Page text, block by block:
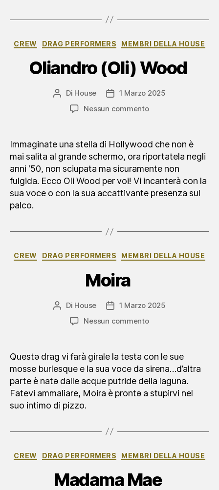
Categorie
CREW DRAG PERFORMERS MEMBRI DELLA HOUSE
Oliandro (Oli) Wood
Autore
articolo
Di House
Data
dell'articolo
1 Marzo 2025
Nessun commentosu
Wood
Immaginate una stella di Hollywood che non è
mai salita al grande schermo, ora riportatela negli
anni ‘50, non sciupata ma sicuramente non
fulgida. Ecco Oli Wood per voi! Vi incanterà con la
sua voce o con la sua accattivante presenza sul
palco.
Categorie
CREW DRAG PERFORMERS MEMBRI DELLA HOUSE
Moira
Autore
articolo
Di House
Data1 Marzo 2025
Nessun commentosu
Questə drag vi farà girale la testa con le sue
mosse burlesque e la sua voce da sirena…d’altra
parte è natə dalle acque putride della laguna.
Fatevi ammaliare, Moira è prontə a stupirvi nel
suo intimo di pizzo.
Categorie
CREW DRAG PERFORMERS MEMBRI DELLA HOUSE
Madama Mae